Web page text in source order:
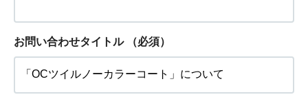
お問い合わせタイトル （必須）